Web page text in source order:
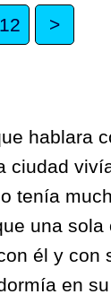
12 >
hablara
ciudad
tenía
una
él y con
en